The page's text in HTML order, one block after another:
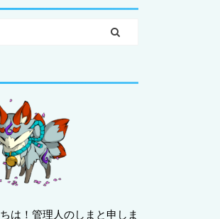
は！管理人のしまと申しま